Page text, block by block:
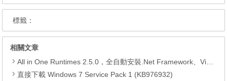
標籤：
相關文章
All in One Runtimes 2.5.0，全自動安裝.Net Framework、Visual C++、DirectX、Flash Player、JRE
直接下載 Windows 7 Service Pack 1 (KB976932)